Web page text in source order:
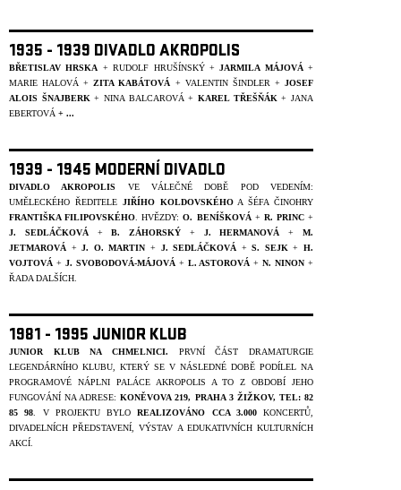
1935 - 1939 DIVADLO AKROPOLIS
BŘETISLAV HRSKA + RUDOLF HRUŠÍNSKÝ +JARMILA MÁJOVÁ+
MARIE HALOVÁ +ZITA KABÁTOVÁ + VALENTIN ŠINDLER +JOSEF
ALOIS ŠNAJBERK + NINA BALCAROVÁ +KAREL TŘEŠŇÁK + JANA
EBERTOVÁ + ...
1939 - 1945 MODERNÍ DIVADLO
DIVADLO AKROPOLIS
VE VÁLEČNÉ DOBĚ POD VEDENÍM:
UMĚLECKÉHO ŘEDITELE JIŘÍHO KOLDOVSKÉHOA ŠÉFA ČINOHRY
FRANTIŠKA FILIPOVSKÉHO . HVĚZDY:O. BENÍŠKOVÁ+ R. PRINC+
J. SEDLÁČKOVÁ+B. ZÁHORSKÝ + J. HERMANOVÁ +M.
JETMAROVÁ +J. O. MARTIN + J. SEDLÁČKOVÁ +S. SEJK +H.
VOJTOVÁ + J. SVOBODOVÁ-MÁJOVÁ+ L. ASTOROVÁ +N. NINON +
ŘADA DALŠÍCH.
1981 - 1995 JUNIOR KLUB
JUNIOR KLUB NA CHMELNICI. PRVNÍ ČÁST DRAMATURGIE
LEGENDÁRNÍHO KLUBU, KTERÝ SE V NÁSLEDNÉ DOBĚ PODÍLEL NA
PROGRAMOVÉ NÁPLNI PALÁCE AKROPOLIS A TO Z OBDOBÍ JEHO
FUNGOVÁNÍ NA ADRESE:KONĚVOVA 219, PRAHA 3 ŽIŽKOV, TEL: 82
85 98 . V PROJEKTU BYLOREALIZOVÁNO CCA 3.000KONCERTŮ,
DIVADELNÍCH PŘEDSTAVENÍ, VÝSTAV A EDUKATIVNÍCH KULTURNÍCH
AKCÍ.